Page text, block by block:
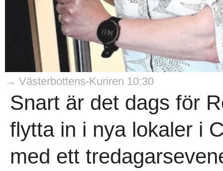
→ Västerbottens-Kuriren 10:30
Snart är det dags för
flytta in i nya lokaler i
med ett